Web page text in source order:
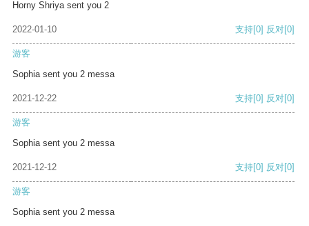
Horny Shriya sent you 2
2022-01-10 支持[0] 反对[0]
游客
Sophia sent you 2 messa
2021-12-22 支持[0] 反对[0]
游客
Sophia sent you 2 messa
2021-12-12 支持[0] 反对[0]
游客
Sophia sent you 2 messa